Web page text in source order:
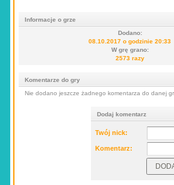
Informacje o grze
Dodano:
08.10.2017 o godzinie 20:33
W grę grano:
2573 razy
Komentarze do gry
Nie dodano jeszcze żadnego komentarza do danej
Dodaj komentarz
Twój nick:
Komentarz: